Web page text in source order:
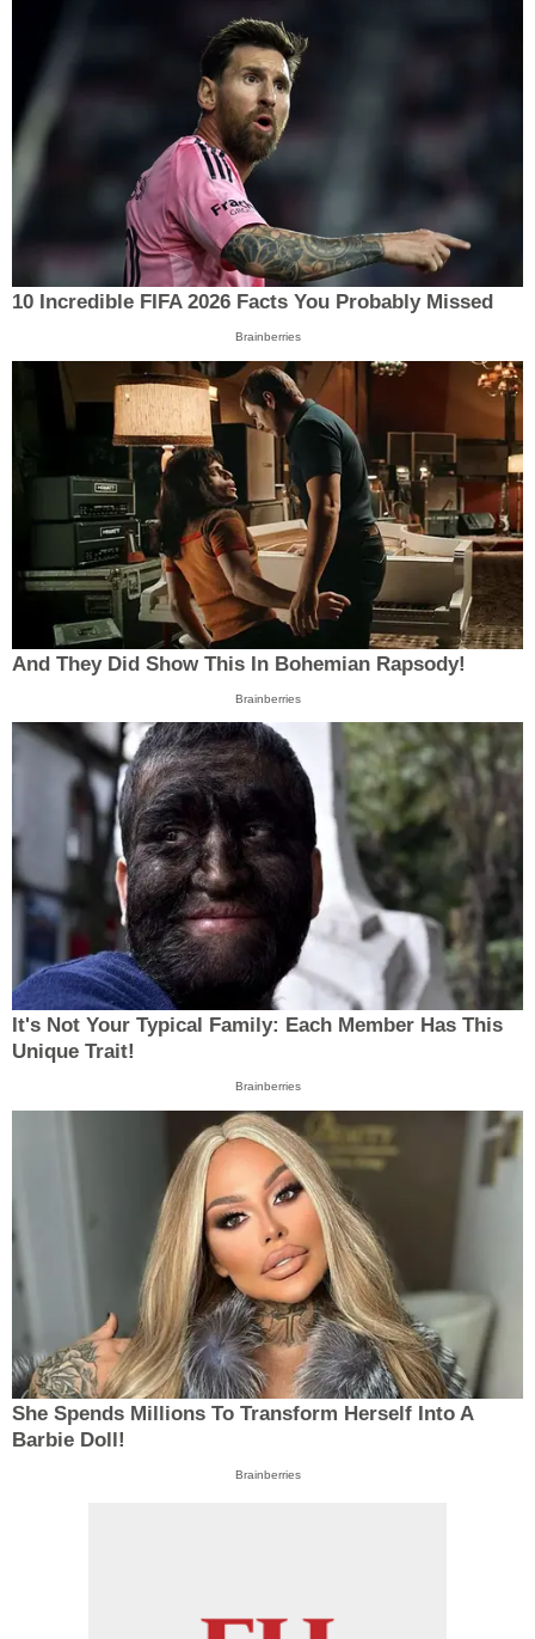
10 Incredible FIFA 2026 Facts You Probably Missed
Brainberries
And They Did Show This In Bohemian Rapsody!
Brainberries
It's Not Your Typical Family: Each Member Has This
Unique Trait!
Brainberries
She Spends Millions To Transform Herself Into A
Barbie Doll!
Brainberries